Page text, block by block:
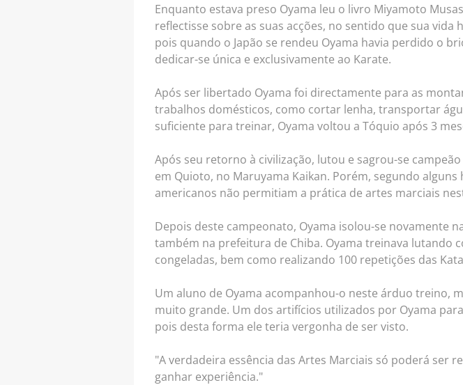
Enquanto estava preso Oyama leu o livro Miyamoto
reflectisse sobre as suas acções, no sentido que sua
pois quando o Japão se rendeu Oyama havia perdido o
dedicar-se única e exclusivamente ao Karate.
Após ser libertado Oyama foi directamente para as
trabalhos domésticos, como cortar lenha, transportar
suficiente para treinar, Oyama voltou a Tóquio após 3
Após seu retorno à civilização, lutou e sagrou-se
em Quioto, no Maruyama Kaikan. Porém, segundo
americanos não permitiam a prática de artes marciais
Depois deste campeonato, Oyama isolou-se novamente
também na prefeitura de Chiba. Oyama treinava lutando
congeladas, bem como realizando 100 repetições das
Um aluno de Oyama acompanhou-o neste árduo treino,
muito grande. Um dos artifícios utilizados por Oyama
pois desta forma ele teria vergonha de ser visto.
"A verdadeira essência das Artes Marciais só poderá ser
ganhar experiência."